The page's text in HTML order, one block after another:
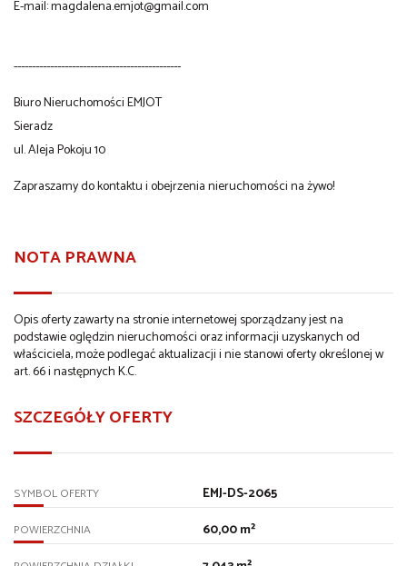
E-mail:magdalena.emjot@gmail.com
----------------------------------------------
Biuro Nieruchomości EMJOT
Sieradz
ul. Aleja Pokoju 10
Zapraszamy do kontaktu i obejrzenia nieruchomości na żywo!
NOTA PRAWNA
Opis oferty zawarty na stronie internetowej sporządzany jest na
podstawie oględzin nieruchomości oraz informacji uzyskanych od
właściciela, może podlegać aktualizacji i nie stanowi oferty określonej w
art. 66 i następnych K.C.
SZCZEGÓŁY OFERTY
SYMBOL OFERTY EMJ-DS-2065
POWIERZCHNIA 60,00 m²